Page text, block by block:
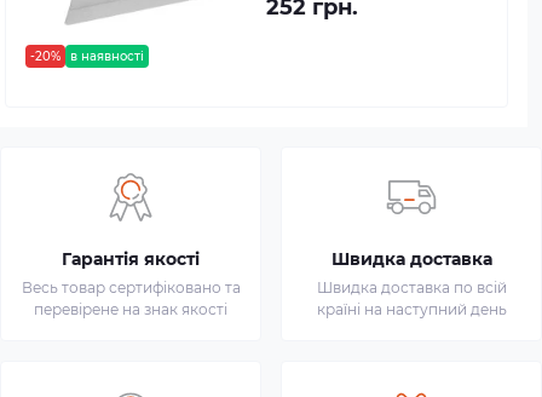
-20% в наявності
252 грн.
Гарантія якості
Весь товар сертифіковано та
перевірене на знак якості
Швидка доставка
Швидка доставка по всій
країні на наступний день